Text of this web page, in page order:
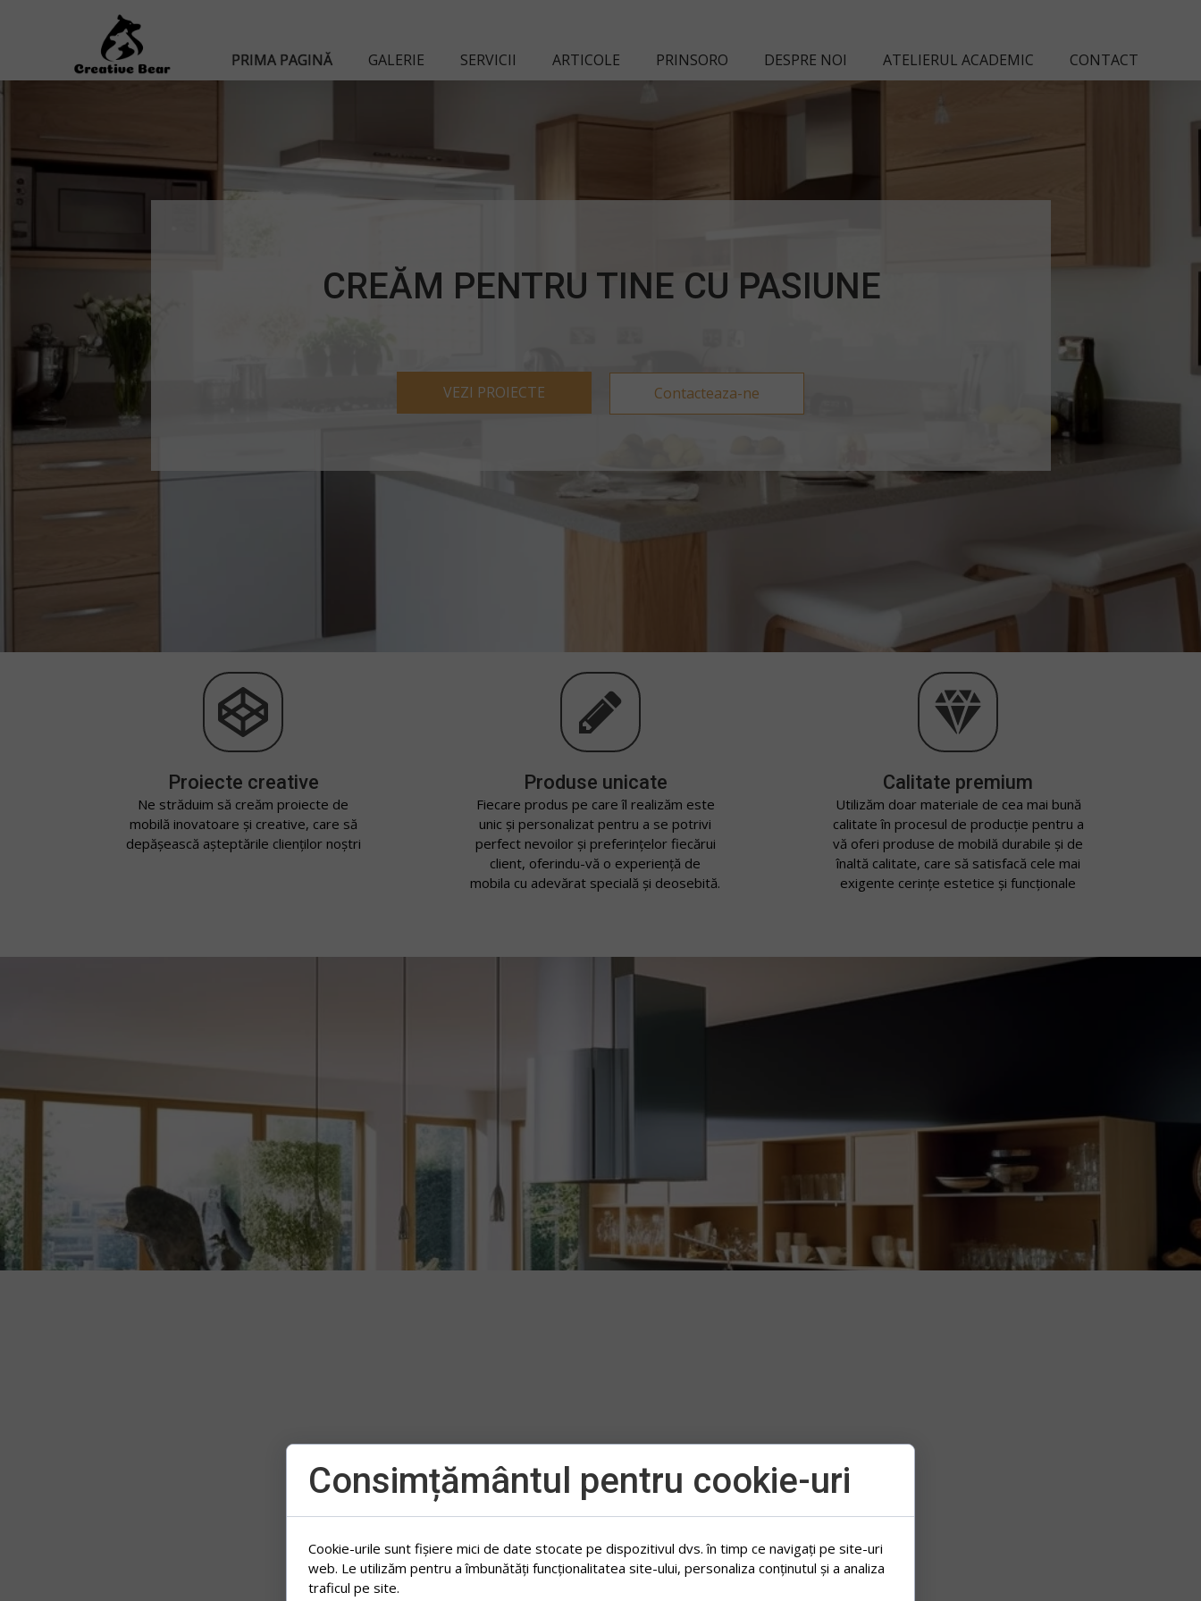
PRIMA PAGINĂ GALERIE SERVICII ARTICOLE PRINSORO DESPRE NOI ATELIERUL ACADEMIC CONTACT
CREĂM PENTRU TINE CU PASIUNE
VEZI PROIECTE Contacteaza-ne
Proiecte creative
Ne străduim să creăm proiecte de
mobilă inovatoare și creative, care să
depășească așteptările clienților noștri
Produse unicate
Fiecare produs pe care îl realizăm este
unic și personalizat pentru a se potrivi
perfect nevoilor și preferințelor fiecărui
client, oferindu-vă o experiență de
mobila cu adevărat specială și deosebită.
Calitate premium
Utilizăm doar materiale de cea mai bună
calitate în procesul de producție pentru a
vă oferi produse de mobilă durabile și de
înaltă calitate, care să satisfacă cele mai
exigente cerințe estetice și funcționale
Consimțământul pentru cookie-uri
Cookie-urile sunt fișiere mici de date stocate pe dispozitivul dvs. în timp ce navigați pe site-uri
web. Le utilizăm pentru a îmbunătăți funcționalitatea site-ului, personaliza conținutul și a analiza
traficul pe site.